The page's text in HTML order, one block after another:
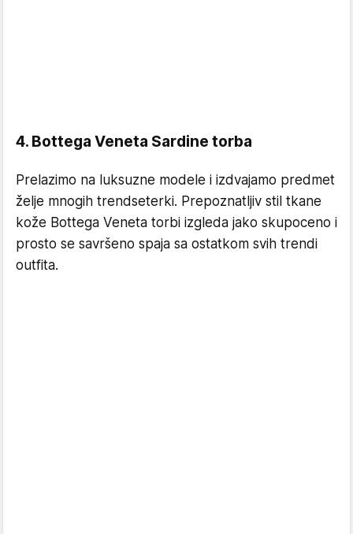
4. Bottega Veneta Sardine torba
Prelazimo na luksuzne modele i izdvajamo predmet
želje mnogih trendseterki. Prepoznatljiv stil tkane
kože Bottega Veneta torbi izgleda jako skupoceno i
prosto se savršeno spaja sa ostatkom svih trendi
outfita.